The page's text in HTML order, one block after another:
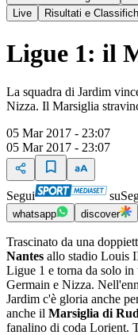
Live
Risultati e
Ligue 1: il
La squadra di Jardim
Nizza. Il Marsiglia
05 Mar 2017 - 23:07
05 Mar 2017 - 23:07
Segui su
whatsapp discover
Trascinato da una
Nantes allo stadio Louis
Ligue 1 e torna da solo in
Germain e Nizza.
Jardim c'è gloria anche
anche il Marsiglia di
fanalino di coda Lorient.